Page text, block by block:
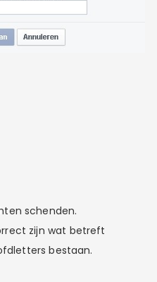
schenden.
zijn wat betreft
bestaan.